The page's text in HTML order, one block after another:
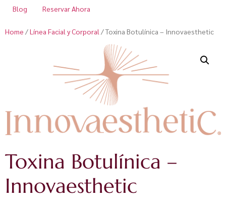
Blog Reservar Ahora
Home /Línea Facial y Corporal / Toxina Botulínica – Innovaesthetic
Toxina Botulínica –
Innovaesthetic